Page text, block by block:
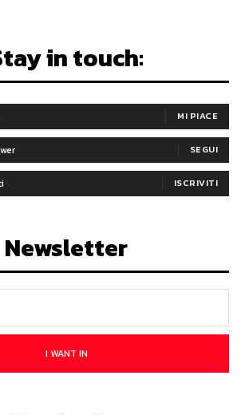
in touch:
MI PIACE
SEGUI
ISCRIVITI
Newsletter
I WANT IN